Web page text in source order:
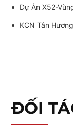
Dự Án X52-
KCN Tân
ĐỐI